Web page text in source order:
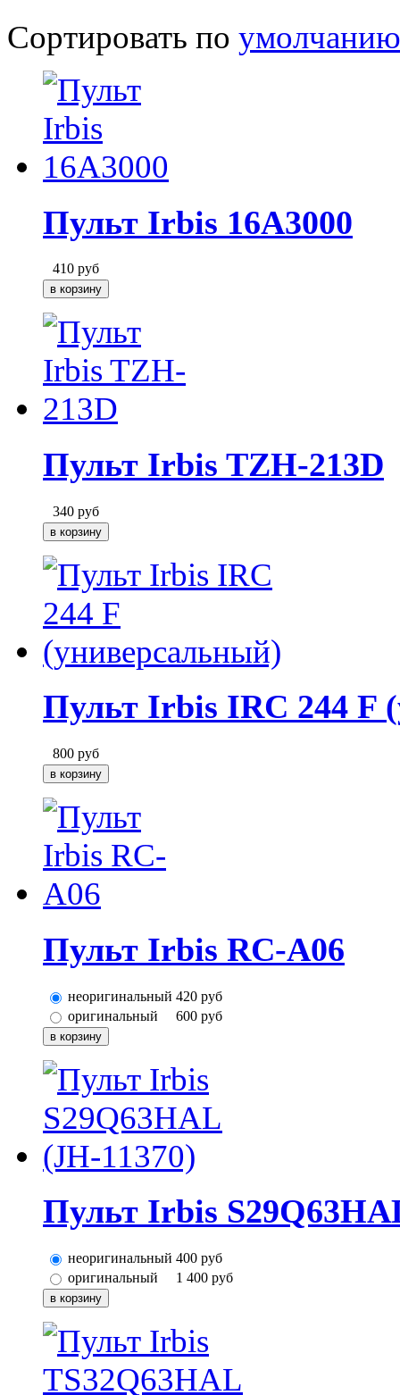
Сортировать по умолчанию
Пульт Irbis 16A3000
410 руб
Пульт Irbis TZH-213D
340 руб
Пульт Irbis IRC 244 F
800 руб
Пульт Irbis RC-A06
неоригинальный 420 руб
оригинальный
600 руб
Пульт Irbis
неоригинальный 400 руб
оригинальный
1 400 руб